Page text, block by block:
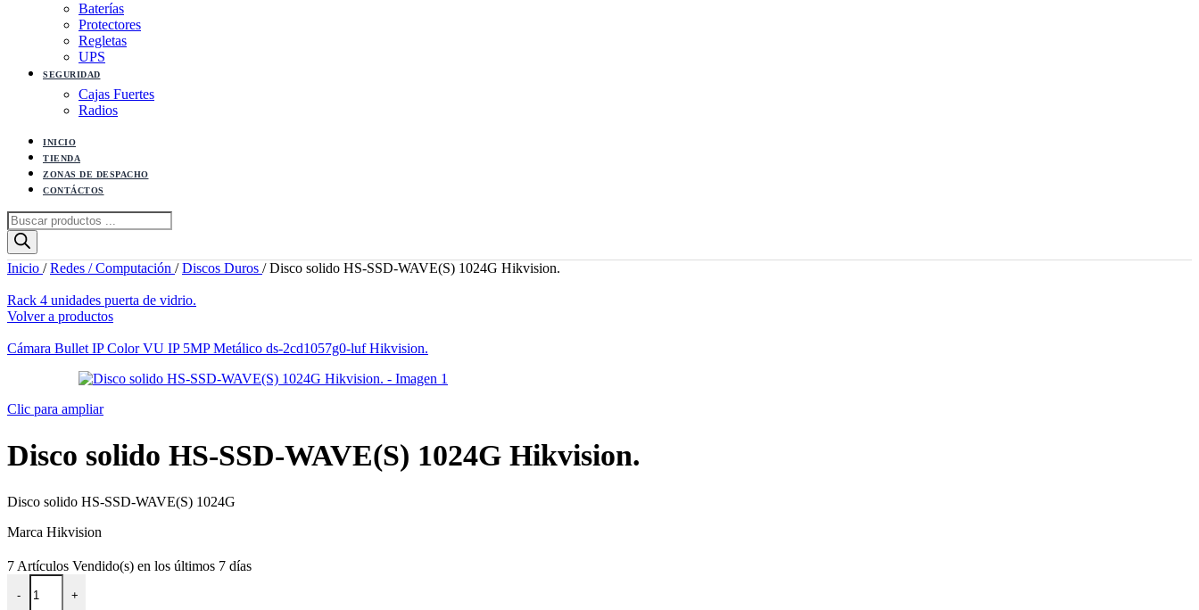
Baterías
Protectores
Regletas
UPS
SEGURIDAD
Cajas Fuertes
Radios
INICIO
TIENDA
ZONAS DE DESPACHO
CONTÁCTOS
Búsqueda
de
productos
Inicio / Redes / Computación / Discos Duros / Disco solido HS-SSD-WAVE(S) 1024G Hikvision.
Rack 4 unidades puerta de vidrio.
Volver a productos
Cámara Bullet IP Color VU IP 5MP Metálico ds-2cd1057g0-luf Hikvision.
Clic para ampliar
Disco solido HS-SSD-WAVE(S) 1024G Hikvision.
Disco solido HS-SSD-WAVE(S) 1024G
Marca Hikvision
7 Artículos Vendido(s) en los últimos 7 días
-
Disco solido HS-SSD-WAVE(S) 1024G Hikvision. cantidad
+